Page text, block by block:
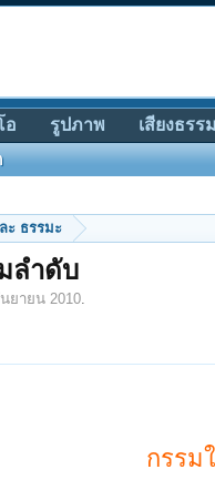
ะ ธรรมะ
ลำดับ
ยายน 2010.
กรรม
อ รูปภาพ เสียงธรรม